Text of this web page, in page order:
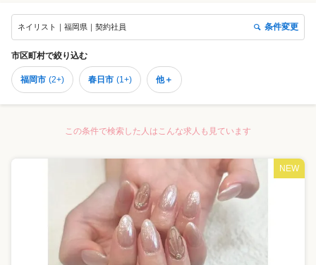
ネイリスト｜福岡県｜契約社員 条件変更
市区町村で絞り込む
福岡市 (2+) 春日市 (1+) 他＋
この条件で検索した人はこんな求人も見ています
NEW